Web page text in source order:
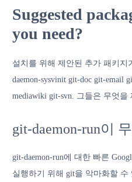
Suggested
you need?
설치를 위해 제안된 추가 패키지
daemon-sysvinit git-doc git-email
mediawiki git-svn. 그들은 무엇을
git-daemon-run이
git-daemon-run에 대한 빠른
실행하기 위해 git을 악마화할 수